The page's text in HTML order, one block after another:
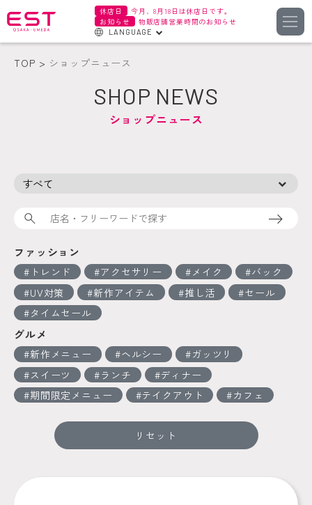
休店日
今月、8月18日は休店日です。
お知らせ
物販店舗営業時間のお知らせ
LANGUAGE
簡体字
繁体字
TOP ショップニュース
SHOP NEWS
ショップニュース
検索
ファッション
トレンド アクセサリー メイク
バック
UV対策
新作アイテム 推し活
セール
タイムセール
グルメ
新作メニュー ヘルシー
ガッツリ
スイーツ
ランチ
ディナー
期間限定メニュー
テイクアウト カフェ
リセット